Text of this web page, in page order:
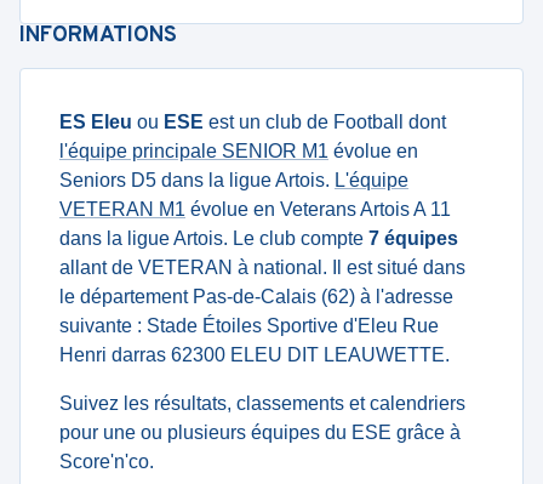
INFORMATIONS
ES Eleu ou ESE est un club de Football dont
l'équipe principale SENIOR M1 évolue en
Seniors D5 dans la ligue Artois. L'équipe
VETERAN M1 évolue en Veterans Artois A 11
dans la ligue Artois. Le club compte 7 équipes
allant de VETERAN à national. Il est situé dans
le département Pas-de-Calais (62) à l'adresse
suivante : Stade Étoiles Sportive d'Eleu Rue
Henri darras 62300 ELEU DIT LEAUWETTE.
Suivez les résultats, classements et calendriers
pour une ou plusieurs équipes du ESE grâce à
Score'n'co.